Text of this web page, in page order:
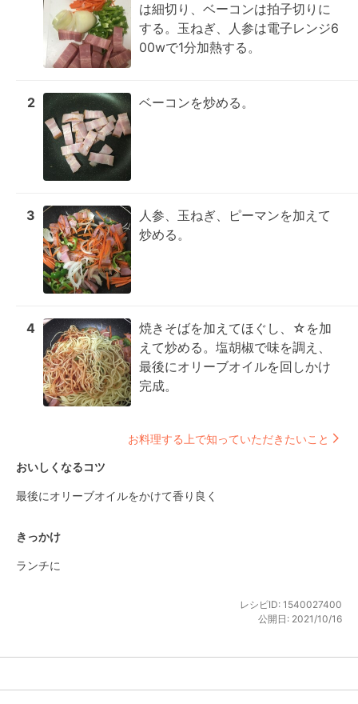
は細切り、ベーコンは拍子切りに
する。玉ねぎ、人参は電子レンジ6
00wで1分加熱する。
2 ベーコンを炒める。
3
人参、玉ねぎ、ピーマンを加えて
炒める。
4
焼きそばを加えてほぐし、☆を加
えて炒める。塩胡椒で味を調え、
最後にオリーブオイルを回しかけ
完成。
お料理する上で知っていただきたいこと
おいしくなるコツ
最後にオリーブオイルをかけて香り良く
きっかけ
ランチに
レシピID: 1540027400
公開日: 2021/10/16